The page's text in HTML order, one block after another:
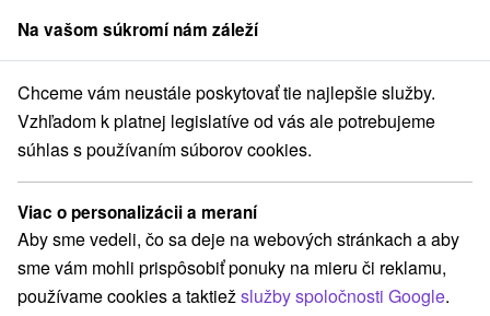
člen skupinySorger
Atrakcie na Slovensku Východné Slovensko
Atrakcie na Východnom Slovensku
Kategórie
Všetky kategórie
Sakrálne miesta (11)
Vyhliadkové veže a chodníky(12)
Na vašom súkromí nám záleží
Chceme vám neustále poskytovať tie najlepšie služby.
Vzhľadom k platnej legislatíve od vás ale potrebujeme
súhlas s používaním súborov cookies.
Viac o personalizácii a meraní
Aby sme vedeli, čo sa deje na webových stránkach a aby
sme vám mohli prispôsobiť ponuky na mieru či reklamu,
používame cookies a taktiežslužby spoločnosti Google.